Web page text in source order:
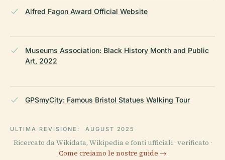
Alfred Fagon Award Official Website
Museums Association: Black History Month and Public
Art, 2022
GPSmyCity: Famous Bristol Statues Walking Tour
ULTIMA REVISIONE: AUGUST 2025
Ricercato da Wikidata, Wikipedia e fonti ufficiali · verificato ·
Come creiamo le nostre guide →